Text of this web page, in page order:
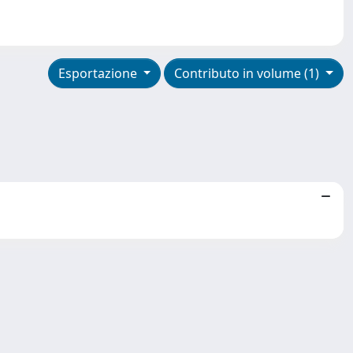
Contributo in volume (1)
Esportazione